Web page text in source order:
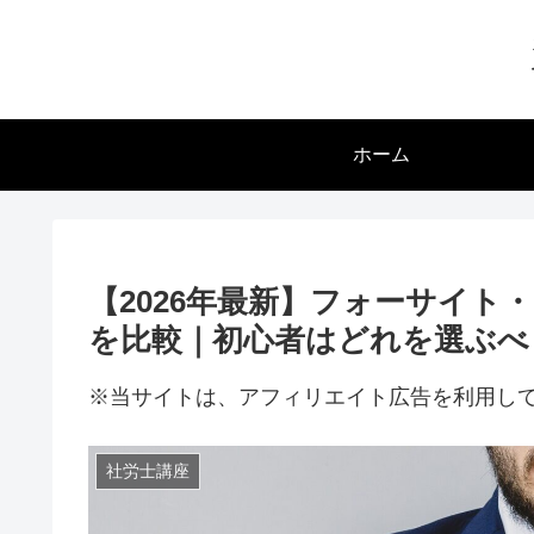
ホーム
【2026年最新】フォーサイト
を比較｜初心者はどれを選ぶ
※当サイトは、アフィリエイト広告を利用し
社労士講座